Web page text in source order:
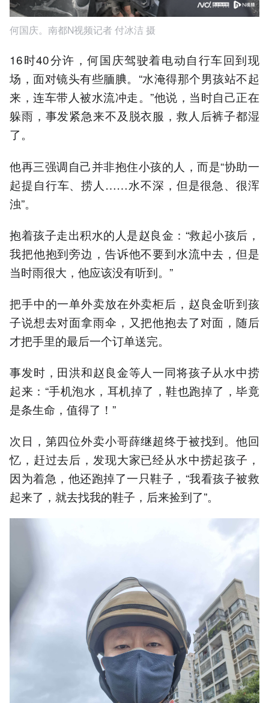
何国庆。南都N视频记者 付冰洁 摄
16时40分许，何国庆驾驶着电动自行车回到现
场，面对镜头有些腼腆。“水淹得那个男孩站不起
来，连车带人被水流冲走。”他说，当时自己正在
躲雨，事发紧急来不及脱衣服，救人后裤子都湿
了。
他再三强调自己并非抱住小孩的人，而是“协助一
起提自行车、捞人……水不深，但是很急、很浑
浊”。
抱着孩子走出积水的人是赵良金：“救起小孩后，
我把他抱到旁边，告诉他不要到水流中去，但是
当时雨很大，他应该没有听到。”
把手中的一单外卖放在外卖柜后，赵良金听到孩
子说想去对面拿雨伞，又把他抱去了对面，随后
才把手里的最后一个订单送完。
事发时，田洪和赵良金等人一同将孩子从水中捞
起来：“手机泡水，耳机掉了，鞋也跑掉了，毕竟
是条生命，值得了！”
次日，第四位外卖小哥薛继超终于被找到。他回
忆，赶过去后，发现大家已经从水中捞起孩子，
因为着急，他还跑掉了一只鞋子，“我看孩子被救
起来了，就去找我的鞋子，后来捡到了”。